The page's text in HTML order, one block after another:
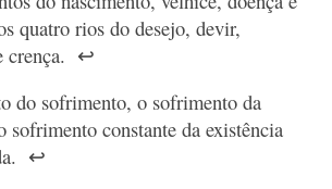
quatro rios do desejo, devir,
crença. ↩
do sofrimento, o sofrimento da
sofrimento constante da existência
↩